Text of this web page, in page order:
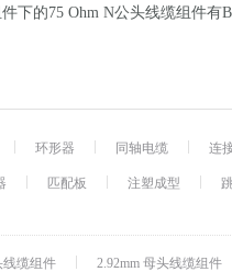
的75 Ohm N公头线缆组件有
环形器 同轴电缆 连
匹配板 注塑成型
线缆组件 2.92mm 母头线缆组件